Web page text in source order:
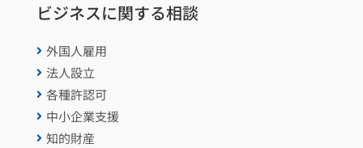
ビジネスに関する相談
 外国人雇用
 法人設立
 各種許認可
 中小企業支援
 知的財産